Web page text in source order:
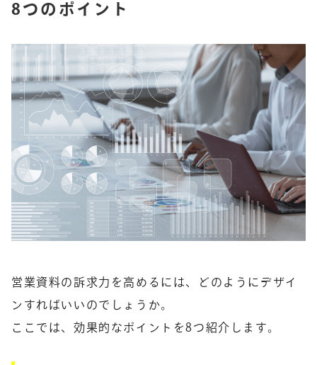
8つのポイント
営業資料の訴求力を高めるには、どのようにデザイ
ンすればいいのでしょうか。
ここでは、効果的なポイントを8つ紹介します。